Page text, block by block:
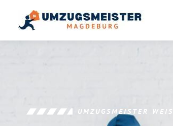
UMZUGSMEISTER